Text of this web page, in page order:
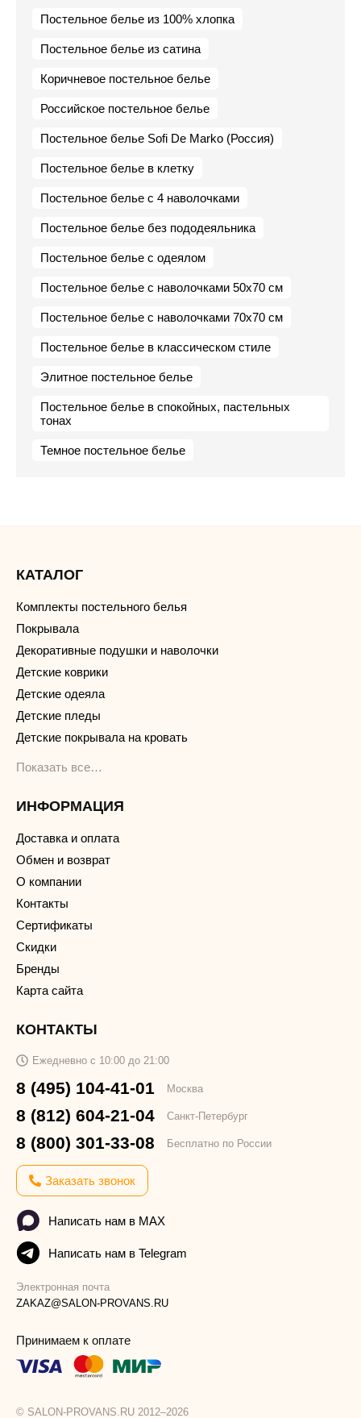
Постельное белье из 100% хлопка
Постельное белье из сатина
Коричневое постельное белье
Российское постельное белье
Постельное белье Sofi De Marko (Россия)
Постельное белье в клетку
Постельное белье с 4 наволочками
Постельное белье без пододеяльника
Постельное белье с одеялом
Постельное белье с наволочками 50х70 см
Постельное белье с наволочками 70х70 см
Постельное белье в классическом стиле
Элитное постельное белье
Постельное белье в спокойных, пастельных
тонах
Темное постельное белье
КАТАЛОГ
Комплекты постельного белья
Покрывала
Декоративные подушки и наволочки
Детские коврики
Детские одеяла
Детские пледы
Детские покрывала на кровать
Показать все…
ИНФОРМАЦИЯ
Доставка и оплата
Обмен и возврат
О компании
Контакты
Сертификаты
Скидки
Бренды
Карта сайта
КОНТАКТЫ
Ежедневно с 10:00 до 21:00
8 (495) 104-41-01 Москва
8 (812) 604-21-04 Санкт-Петербург
8 (800) 301-33-08 Бесплатно по России
Заказать звонок
Написать нам в MAX
Написать нам в Telegram
Электронная почта
ZAKAZ@SALON-PROVANS.RU
Принимаем к оплате
© SALON-PROVANS.RU 2012–2026